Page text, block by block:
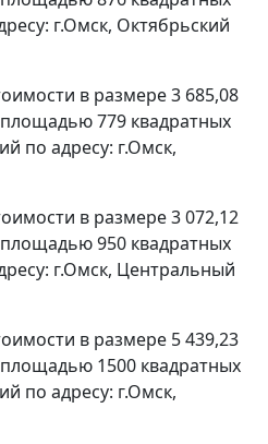
г.Омск, Октябрьский
в размере 3 685,08
779 квадратных
по адресу: г.Омск,
в размере 3 072,12
950 квадратных
г.Омск, Центральный
в размере 5 439,23
1500 квадратных
по адресу: г.Омск,